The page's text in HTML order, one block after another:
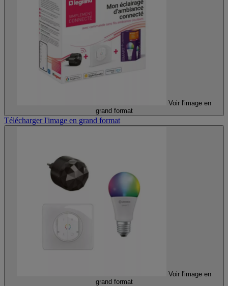
Voir l'image en
grand format
Télécharger l'image en grand format
Voir l'image en
grand format